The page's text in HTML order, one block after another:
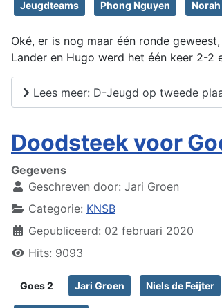
Jeugdteams Phong Nguyen
Oké, er is nog maar één ronde
Lander en Hugo werd het één keer 2-2
Lees meer: D-Jeugd op tweede
Doodsteek voor
Gegevens
Geschreven door: Jari Groen
Categorie: KNSB
Gepubliceerd: 02 februari 2020
Hits: 9093
Goes 2 Jari Groen Niels de Feijter